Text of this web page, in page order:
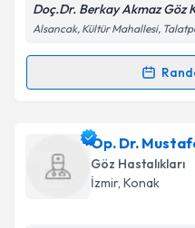
Kişisel verilerimin
Metni'ni okudum
kapsamda
Doç.Dr. Berkay Akmaz Göz
Alsancak, Kültür Mahallesi,
Randevu Takvimi
Doç. Dr. Berkay
oluşturun. Size bu
takvim
Op. Dr.
Göz Hastalıkları
İzmir, Konak